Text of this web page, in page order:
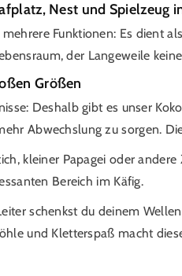
Nest und Spielzeug
Funktionen: Es dient
der Langeweile
Größen
Deshalb gibt es unser
Abwechslung zu sorgen.
kleiner Papagei oder
Bereich im Käfig.
schenkst du deinem
und Kletterspaß macht